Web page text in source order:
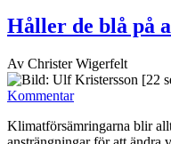
Håller de blå på
Av Christer Wigerfelt
[22
Kommentar
Klimatförsämringarna blir